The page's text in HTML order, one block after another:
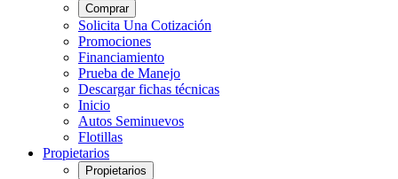
Comprar
Solicita Una Cotización
Promociones
Financiamiento
Prueba de Manejo
Descargar fichas técnicas
Inicio
Autos Seminuevos
Flotillas
Propietarios
Propietarios